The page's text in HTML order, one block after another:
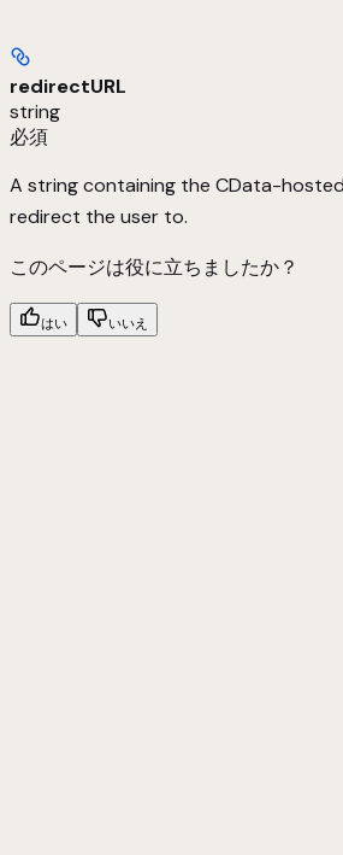
redirectURL
string
必須
A string containing the CData-
redirect the user to.
このページは役に立ちましたか？
はい いいえ